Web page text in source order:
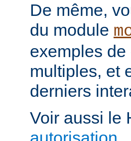
De même,
du module
exemples
multiples, et
derniers
Voir aussi le